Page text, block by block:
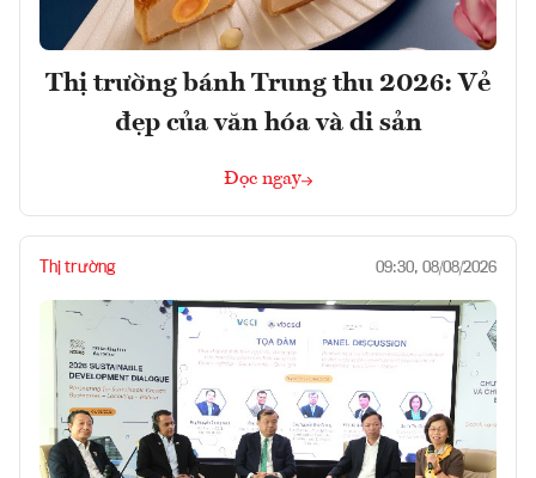
Thị trường bánh Trung thu 2026: Vẻ
đẹp của văn hóa và di sản
Đọc ngay
Thị trường 09:30, 08/08/2026